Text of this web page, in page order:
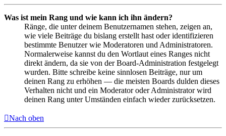
Was ist mein Rang und wie kann ich ihn ändern?
Ränge, die unter deinem Benutzernamen stehen, zeigen an,
wie viele Beiträge du bislang erstellt hast oder identifizieren
bestimmte Benutzer wie Moderatoren und Administratoren.
Normalerweise kannst du den Wortlaut eines Ranges nicht
direkt ändern, da sie von der Board-Administration festgelegt
wurden. Bitte schreibe keine sinnlosen Beiträge, nur um
deinen Rang zu erhöhen — die meisten Boards dulden dieses
Verhalten nicht und ein Moderator oder Administrator wird
deinen Rang unter Umständen einfach wieder zurücksetzen.
Nach oben